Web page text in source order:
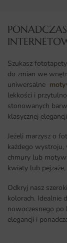
Szukasz
do zmian we
uniwersalne
lekkości i
stonowanych
klasycznej
Jeżeli marzysz o
każdego
chmury lub
kwiaty lub
Odkryj nasz
kolorach. Idealnie
nowoczesnego po
elegancji i